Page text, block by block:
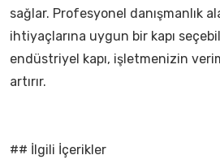
sağlar. Profesyonel danışmanlık
ihtiyaçlarına uygun bir kapı
endüstriyel kapı, işletmenizin
artırır.
## İlgili İçerikler